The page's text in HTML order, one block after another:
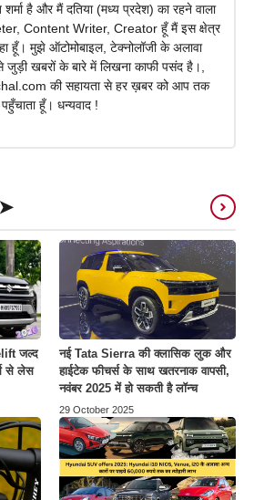
शर्मा है और मैं दतिया (मध्य प्रदेश) का रहने वाला
Content Writer, Creator हूँ मैं इस क्षेत्र
हूँ। मुझे ऑटोमोबाइल, टेक्नोलॉजी के अलावा
खबरों के बारे में लिखना काफी पसंद है।,
की सहायता से हर ख़बर को आप तक
पहुँचाता हूँ। धन्यवाद !
जल्द
से लेस
नई Tata Sierra की क्लासिक लुक और
हाईटेक फीचर्स के साथ खतरनाक वापसी,
नवंबर 2025 में हो सकती है लॉन्च
29 October 2025